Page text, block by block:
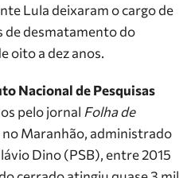
Lula deixaram o cargo de
de desmatamento do
oito a dez anos.
Nacional de Pesquisas
pelo jornal Folha de
no Maranhão, administrado
Dino (PSB), entre 2015